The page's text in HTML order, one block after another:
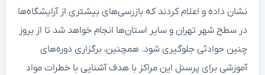
نشان داده و اعلام کردند که بازرسی‌های بیشتری از آرایشگاه‌ها
در سطح شهر تهران و سایر استان‌ها انجام خواهد شد تا از بروز
چنین حوادثی جلوگیری شود. همچنین، برگزاری دوره‌های
آموزشی برای پرسنل این مراکز با هدف آشنایی با خطرات مواد